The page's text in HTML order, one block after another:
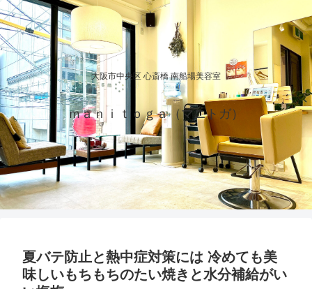
大阪市中央区 心斎橋 南船場美容室
ｍａｎｉｔｏｇａ（マニトガ）
夏バテ防止と熱中症対策には 冷めても美
味しいもちもちのたい焼きと水分補給がい